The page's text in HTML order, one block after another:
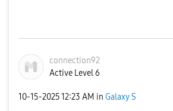
connection92
Active Level 6
‎10-15-202512:23 AM in Galaxy S